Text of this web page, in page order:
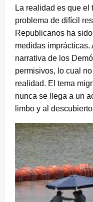
La realidad es que el
problema de difícil
Republicanos ha
medidas imprácticas.
narrativa de los
permisivos, lo cual
realidad. El tema
nunca se llega a un
limbo y al